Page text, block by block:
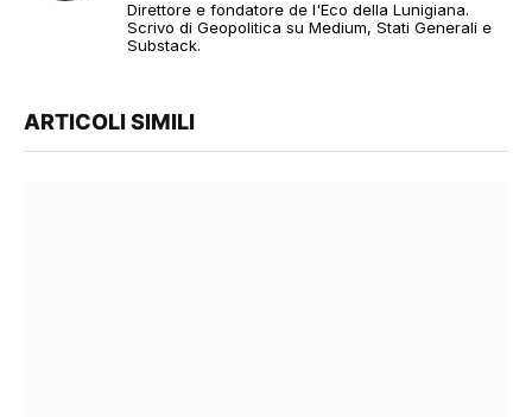
Direttore e fondatore de l'Eco della Lunigiana.
Scrivo di Geopolitica su Medium, Stati Generali e
Substack.
ARTICOLI SIMILI